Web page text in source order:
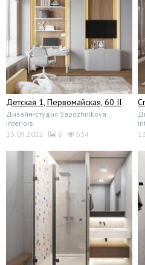
Детская 1, Первомайская, 60 II
Дизайн-студия Sapozhnikova
interiors
13.09.2022
6 634